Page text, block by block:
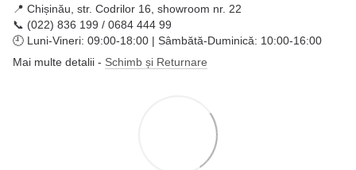
📍 Chișinău, str. Codrilor 16, showroom nr. 22
📞 (022) 836 199 / 0684 444 99
🕘 Luni-Vineri: 09:00-18:00 | Sâmbătă-Duminică: 10:00-16:00
Mai multe detalii - Schimb și Returnare